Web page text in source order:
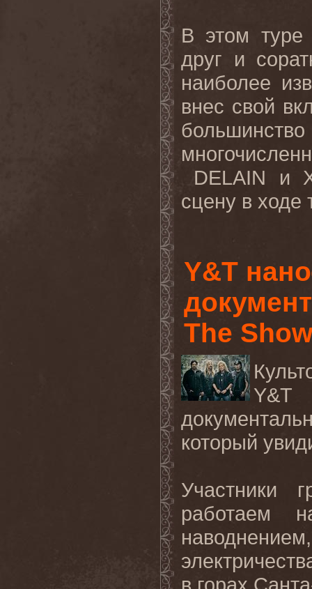
В этом туре
друг и
наиболее
внес свой
DELAIN
и
сцену в ходе
Y&T
The
Y&T
который
Участники
работаем